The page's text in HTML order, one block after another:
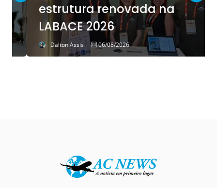
estrutura renovada na
LABACE 2026
Dalton Assis 06/08/2026